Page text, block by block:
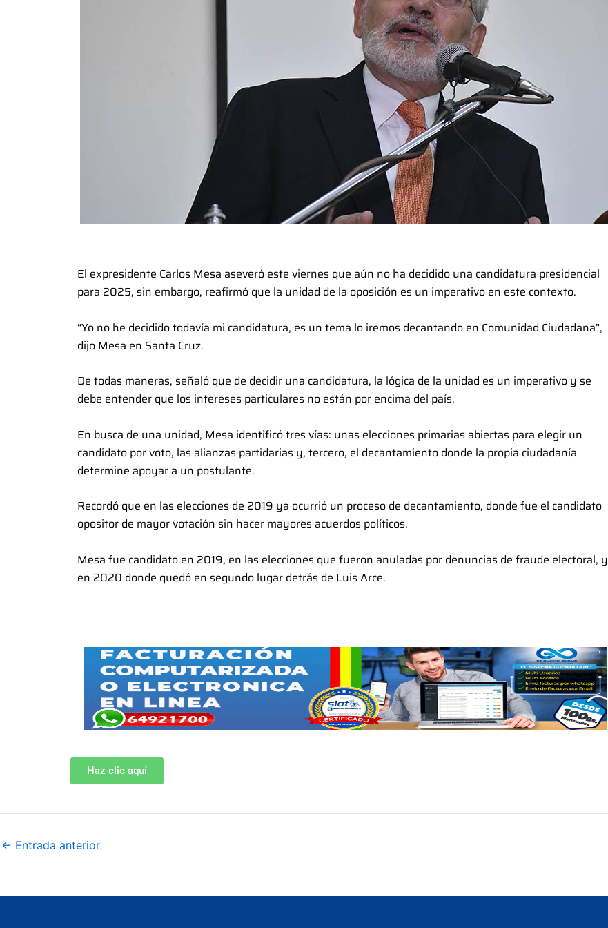
El expresidente Carlos Mesa aseveró este viernes que aún no ha decidido una candidatura presidencial
para 2025, sin embargo, reafirmó que la unidad de la oposición es un imperativo en este contexto.
“Yo no he decidido todavía mi candidatura, es un tema lo iremos decantando en Comunidad Ciudadana”,
dijo Mesa en Santa Cruz.
De todas maneras, señaló que de decidir una candidatura, la lógica de la unidad es un imperativo y se
debe entender que los intereses particulares no están por encima del país.
En busca de una unidad, Mesa identificó tres vías: unas elecciones primarias abiertas para elegir un
candidato por voto, las alianzas partidarias y, tercero, el decantamiento donde la propia ciudadanía
determine apoyar a un postulante.
Recordó que en las elecciones de 2019 ya ocurrió un proceso de decantamiento, donde fue el candidato
opositor de mayor votación sin hacer mayores acuerdos políticos.
Mesa fue candidato en 2019, en las elecciones que fueron anuladas por denuncias de fraude electoral, y
en 2020 donde quedó en segundo lugar detrás de Luis Arce.
Haz clic aquí
← Entrada anterior